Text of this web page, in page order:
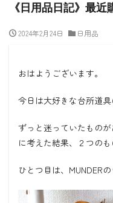
《日用品日記》最
2024年2月24日 日用品
おはようございます。
今日は大好きな台所道具
ずっと迷っていたもの
に考えた結果、２つのも
ひとつ目は、MUNDER